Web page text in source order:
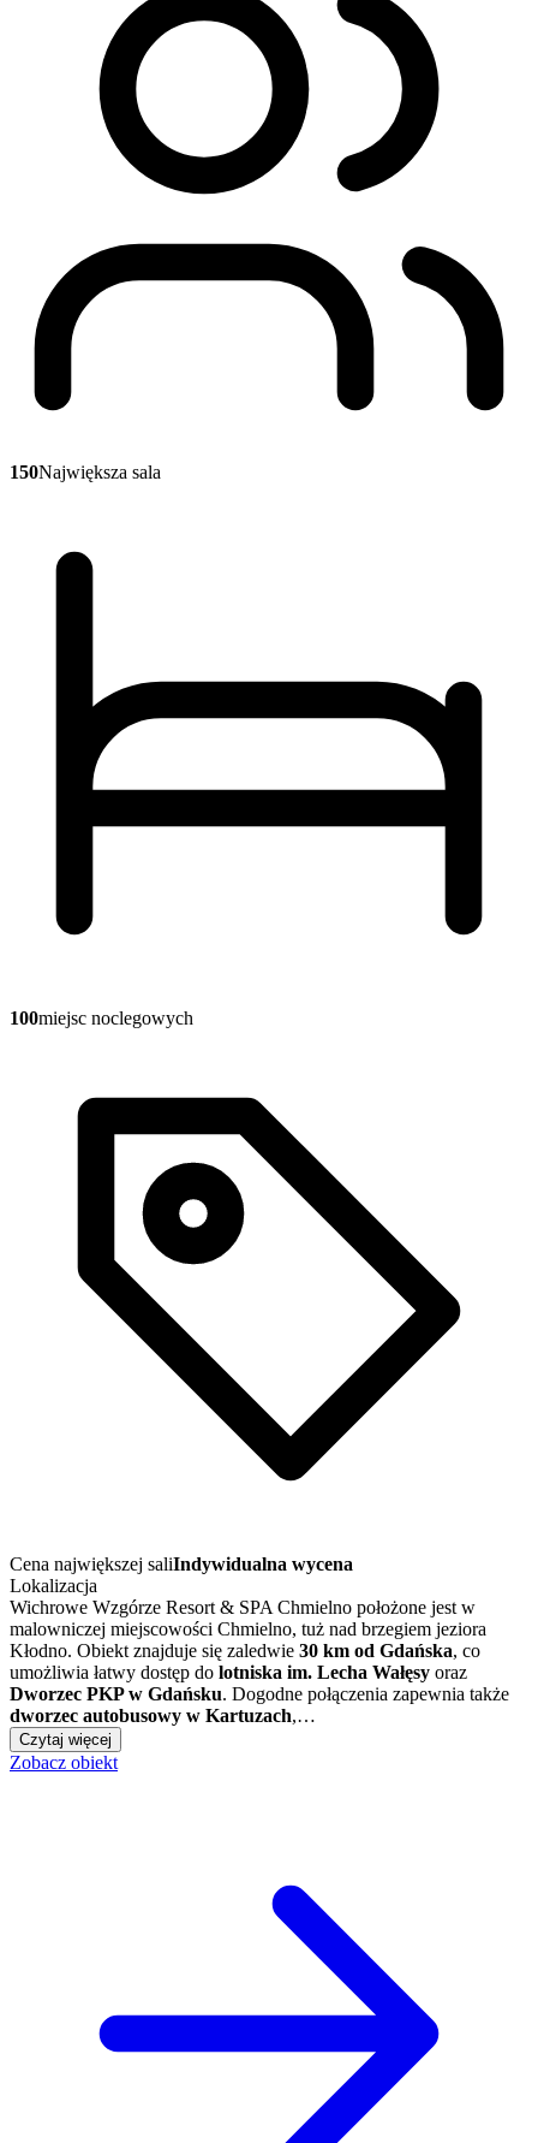
150Największa sala
100miejsc noclegowych
Cena największej saliIndywidualna wycena
Lokalizacja
Wichrowe Wzgórze Resort & SPA Chmielno położone jest w
malowniczej miejscowości Chmielno, tuż nad brzegiem jeziora
Kłodno. Obiekt znajduje się zaledwie 30 km od Gdańska, co
umożliwia łatwy dostęp do lotniska im. Lecha Wałęsy oraz
Dworzec PKP w Gdańsku. Dogodne połączenia zapewnia także
dworzec autobusowy w Kartuzach,…
Czytaj więcej
Zobacz obiekt